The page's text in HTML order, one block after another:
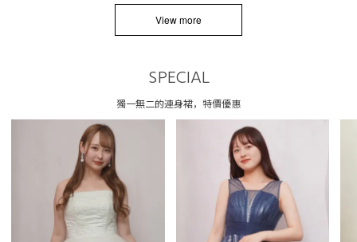
View more
SPECIAL
獨一無二的連身裙，特價優惠